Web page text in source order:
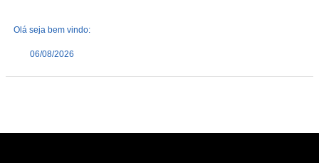
Olá seja bem vindo:
06/08/2026